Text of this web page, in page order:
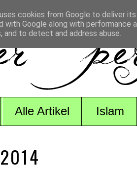
Alle Artikel Islam
cookies from Google to deliver
with Google along with
and to detect and address abuse.